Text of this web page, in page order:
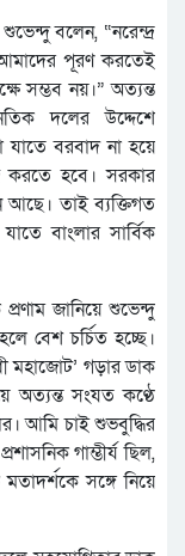
শুভেন্দু বলেন, “নরেন্দ্র
পূরণ করতেই
সম্ভব নয়।” অত্যন্ত
দলের উদ্দেশে
যাতে বরবাদ না হয়ে
হবে। সরকার
আছে। তাই ব্যক্তিগত
বাংলার সার্বিক
জানিয়ে শুভেন্দু
বেশ চর্চিত হচ্ছে।
মহাজোট’ গড়ার ডাক
অত্যন্ত সংযত কণ্ঠে
আমি চাই শুভবুদ্ধির
গাম্ভীর্য ছিল,
সঙ্গে নিয়ে